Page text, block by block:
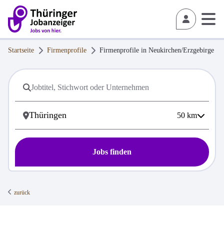
Startseite Firmenprofile Firmenprofile in Neukirchen/Erzgebirge
50 km
Jobs finden
zurück